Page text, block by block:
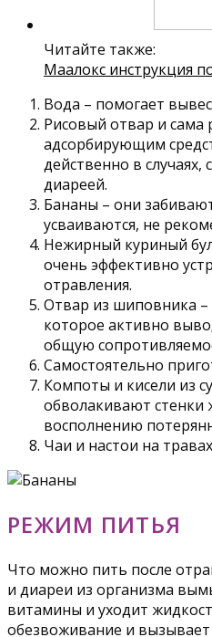
Читайте также:
Маалокс инструкция
Вода – помогает
Рисовый отвар и сама
адсорбирующим
действенно в
диареей.
Бананы – они
усваиваются, не
Нежирный куриный
очень эффективно
отравления.
Отвар из шиповника –
которое активно
общую
Самостоятельно
Компоты и кисели из
обволакивают стенки
восполнению
Чаи и настои на
РЕЖИМ ПИТЬЯ
Что можно пить после
и диареи из организма
витамины и уходит
обезвоживание и